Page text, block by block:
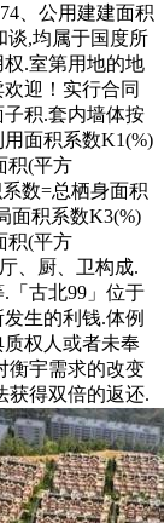
、公用建建面积
谈,均属于国度所
.室第用地的地
迎！实行合同
积.套内墙体按
面积系数K1(%)
积(平方
数=总栖身面积
面积系数K3(%)
积(平方
、厨、卫构成.
「古北99」位于
生的利钱.体例
权人或者未奉
衡宇需求的改变
获得双倍的返还.